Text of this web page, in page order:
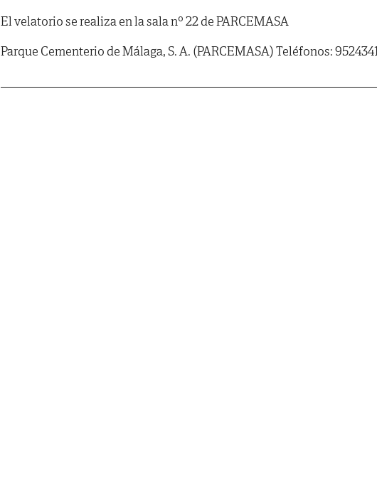
El velatorio se realiza en la sala nº 22 de PARCEMASA
Parque Cementerio de Málaga, S. A. (PARCEMASA) Teléfonos: